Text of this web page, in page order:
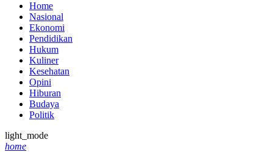
Home
Nasional
Ekonomi
Pendidikan
Hukum
Kuliner
Kesehatan
Opini
Hiburan
Budaya
Politik
light_mode
home